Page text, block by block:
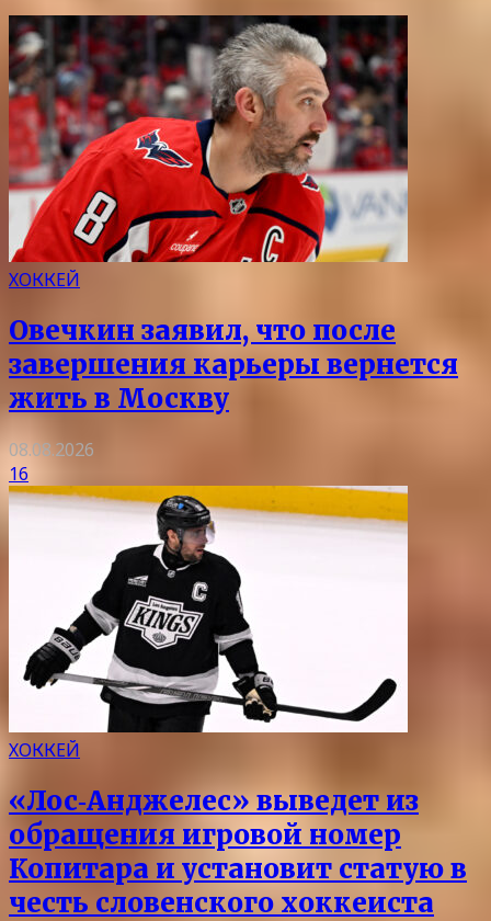
ХОККЕЙ
Овечкин заявил, что после
завершения карьеры вернется
жить в Москву
08.08.2026
16
ХОККЕЙ
«Лос‑Анджелес» выведет из
обращения игровой номер
Копитара и установит статую в
честь словенского хоккеиста